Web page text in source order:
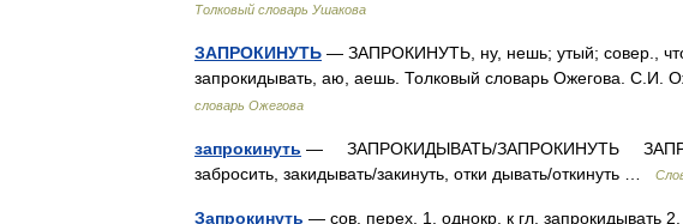
Толковый словарь Ушакова
ЗАПРОКИНУТЬ — ЗАПРОКИНУТЬ, ну, нешь; утый; совер.,
запрокидывать, аю, аешь. Толковый словарь Ожегова.
словарь Ожегова
запрокинуть — ЗАПРОКИДЫВАТЬ/ЗАПРОКИНУТЬ
забросить, закидывать/закинуть, отки дывать/откинуть …
Запрокинуть — сов. перех. 1. однокр. к гл. запрокидывать